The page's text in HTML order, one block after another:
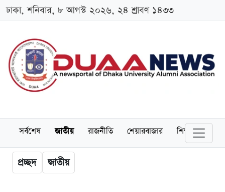
ঢাকা, শনিবার, ৮ আগস্ট ২০২৬, ২৪ শ্রাবণ ১৪৩৩
সর্বশেষ জাতীয় রাজনীতি শেয়ারবাজার শিক্ষা
প্রচ্ছদ জাতীয়